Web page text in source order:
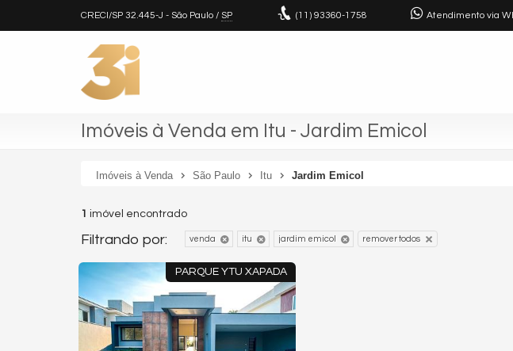
CRECI/SP 32.445-J - São Paulo / SP (11) 93360-1758 Atendimento via
Imóveis à Venda em Itu - Jardim Emicol
Imóveis à Venda São Paulo Itu Jardim Emicol
1 imóvel encontrado
Filtrando por: venda itu jardim emicol remover todos
PARQUE YTU XAPADA